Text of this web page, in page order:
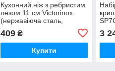
Кухонний ніж з ребристим
лезом 11 см Victorinox
(нержавіюча сталь,
універсальний)
409₴
Купити
3